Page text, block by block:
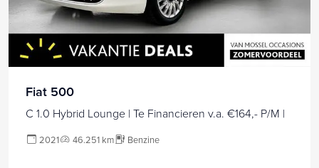
Fiat 500
C 1.0 Hybrid Lounge | Te Financieren v.a. €164,- P/M |
2021 46.251 km Benzine